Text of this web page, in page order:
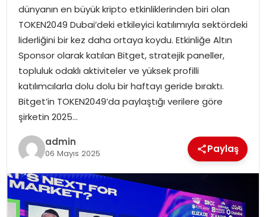
dünyanın en büyük kripto etkinliklerinden biri olan
TOKEN2049 Dubai’deki etkileyici katılımıyla sektördeki
liderliğini bir kez daha ortaya koydu. Etkinliğe Altın
Sponsor olarak katılan Bitget, stratejik paneller,
topluluk odaklı aktiviteler ve yüksek profilli
katılımcılarla dolu dolu bir haftayı geride bıraktı.
Bitget’in TOKEN2049’da paylaştığı verilere göre
şirketin 2025…
admin
06 Mayıs 2025 Paylaş